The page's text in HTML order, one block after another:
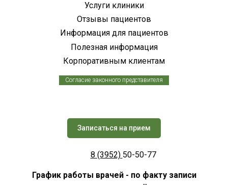
Услуги клиники
Отзывы пациентов
Информация для пациентов
Полезная информация
Корпоративным клиентам
Согласие законного представителя
Записаться на прием
8 (3952) 50-50-77
График работы врачей - по факту записи